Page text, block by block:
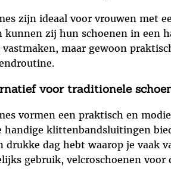
zijn ideaal voor vrouwen met
zij hun schoenen in een
maar gewoon
voor traditionele
vormen een praktisch en
handige klittenbandsluitingen
drukke dag hebt waarop je vaak
gebruik, velcroschoenen